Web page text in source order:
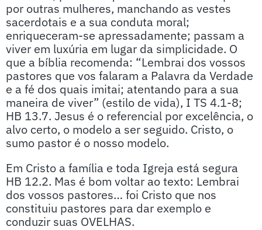
por outras mulheres, manchando as vestes
sacerdotais e a sua conduta moral;
enriqueceram-se apressadamente; passam a
viver em luxúria em lugar da simplicidade. O
que a bíblia recomenda: “Lembrai dos vossos
pastores que vos falaram a Palavra da Verdade
e a fé dos quais imitai; atentando para a sua
maneira de viver” (estilo de vida), I TS 4.1-8;
HB 13.7. Jesus é o referencial por excelência, o
alvo certo, o modelo a ser seguido. Cristo, o
sumo pastor é o nosso modelo.
Em Cristo a família e toda Igreja está segura
HB 12.2. Mas é bom voltar ao texto: Lembrai
dos vossos pastores… foi Cristo que nos
constituiu pastores para dar exemplo e
conduzir suas OVELHAS.